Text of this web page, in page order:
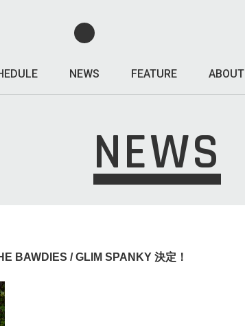
NEWS FEATURE ABOUT
NEWS
BAWDIES / GLIM SPANKY 決定！